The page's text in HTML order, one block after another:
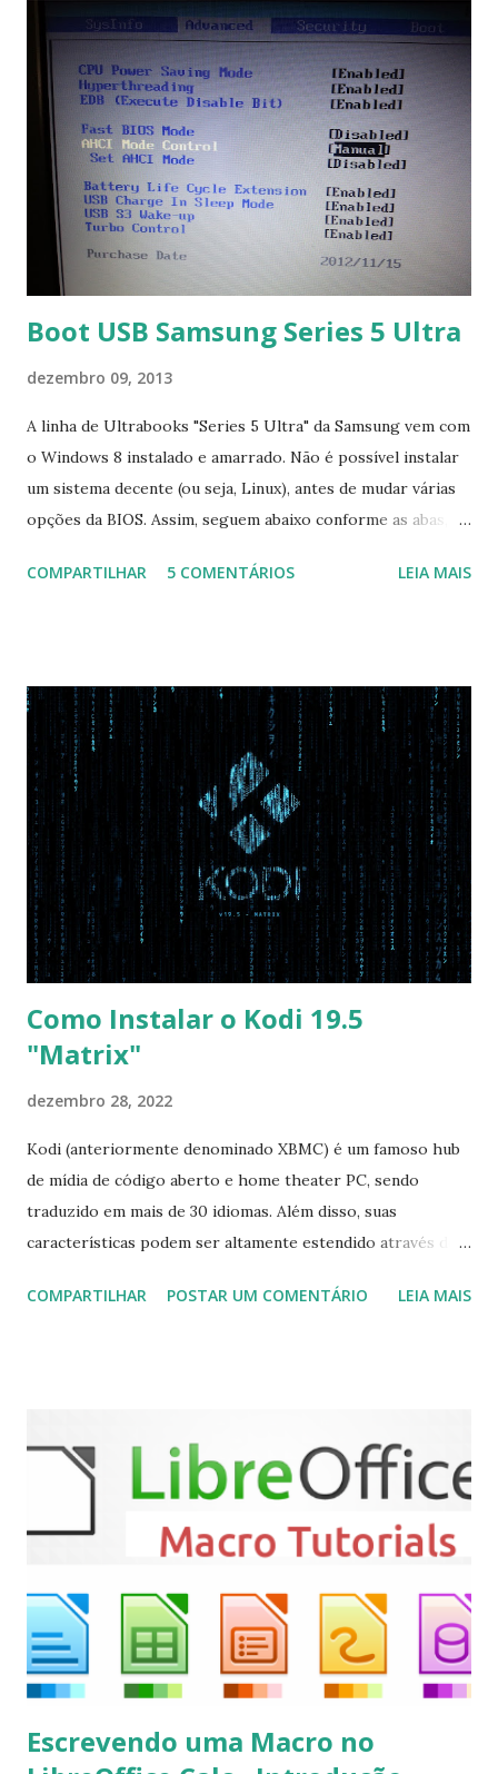
Boot USB Samsung Series 5 Ultra
dezembro 09, 2013
A linha de Ultrabooks "Series 5 Ultra" da Samsung vem com
o Windows 8 instalado e amarrado. Não é possível instalar
um sistema decente (ou seja, Linux), antes de mudar várias
opções da BIOS. Assim, seguem abaixo conforme as abas, a
Na inicialização aperte F2 para acessar a BIOS e então faça
com Win, deixe essa opção no Auto ) Set AHCI Mode ->
Disabled USB S3 Wake-up -> Enabled Boot: Secure Boot ->
Disabled OS Mode Selection -> UEFI and CSM OS (Essa
opção garante boot com Win e Linux) Boot > Boot Priority
Order USB HDD: SATA CD: SATA HDD: Essa ordem de boot
vai garantir que ele tente primeiro o boot pela USB, depois
pelo CD e por último no HD. Apenas as opções acima são
as necessá...
COMPARTILHAR 5 COMENTÁRIOS LEIA MAIS
Como Instalar o Kodi 19.5
"Matrix"
dezembro 28, 2022
Kodi (anteriormente denominado XBMC) é um famoso hub
de mídia de código aberto e home theater PC, sendo
traduzido em mais de 30 idiomas. Além disso, suas
características podem ser altamente estendido através de
(personal video recorder). A versão final do Kodi 19.5
sudo apt-get install kodi Use o comando a seguir para
instalar codecs de áudio e outros complementos,
executando: $ sudo apt-get install --install-suggests
kodi Para remover, execute: $ sudo apt-get remove
COMPARTILHAR POSTAR UM COMENTÁRIO LEIA MAIS
Escrevendo uma Macro no